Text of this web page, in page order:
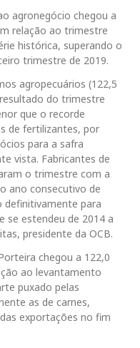
agronegócio chegou a
relação ao trimestre
histórica, superando o
trimestre de 2019.
agropecuários (122,5
do trimestre
que o recorde
de fertilizantes, por
para a safra
vista. Fabricantes de
o trimestre com a
ano consecutivo de
definitivamente para
se estendeu de 2014 a
presidente da OCB.
chegou a 122,0
ao levantamento
puxado pelas
as de carnes,
exportações no fim